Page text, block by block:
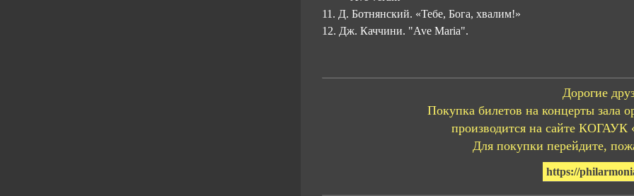
11. Д. Ботнянский. «Тебе, Бога, хвалим!»
12. Дж. Каччини. "Ave Maria".
Дорогие
Покупка билетов на концерты зала
производится на сайте КОГАУК
Для покупки перейдите,
https://